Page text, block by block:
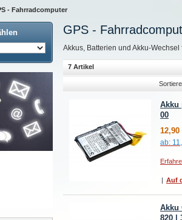
- Fahrradcomputer
GPS -
Akkus, Batterien und Akku-
7 Artikel
Akku
00
12,90
ab:
| Auf
Akku
820 |